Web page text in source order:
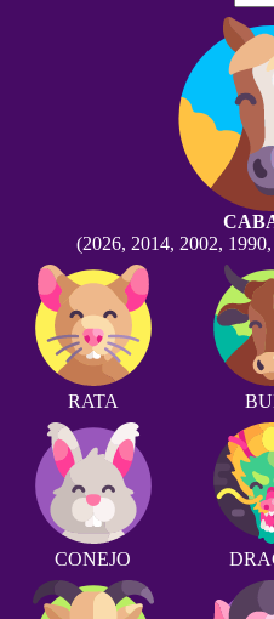
(2026, 2014, 2002,
RATA
CONEJO